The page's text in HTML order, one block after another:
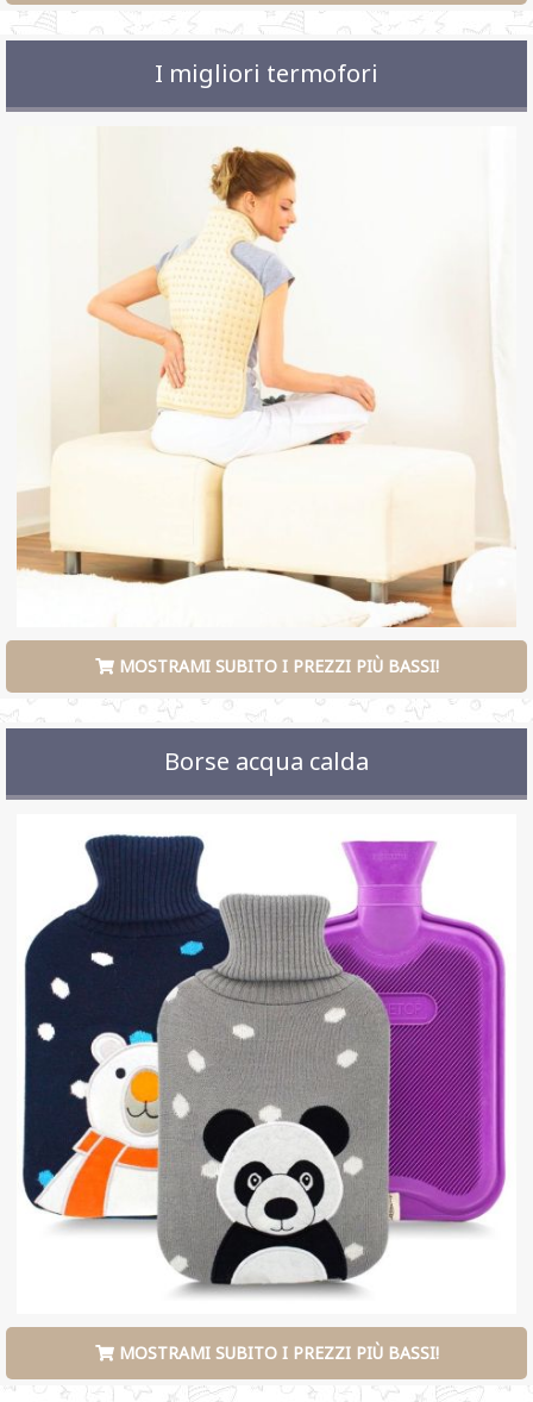
I migliori termofori
MOSTRAMI SUBITO I PREZZI PIÙ BASSI!
Borse acqua calda
MOSTRAMI SUBITO I PREZZI PIÙ BASSI!